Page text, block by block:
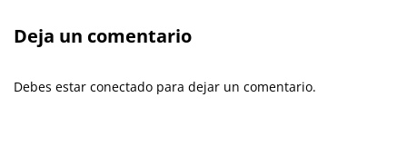
Deja un comentario
Debes estar conectado para dejar un comentario.